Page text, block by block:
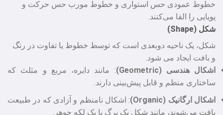
خطوط عمودی حس استواری و خطوط مورب حس حرکت و
پویایی را القا می‌کنند.
شکل (Shape)
شکل، یک ناحیه دوبعدی است که توسط خطوط یا تفاوت در رنگ
و بافت ایجاد می‌ شود.
اشکال هندسی (Geometric)
: مانند دایره، مربع و مثلث که
ساختاری منظم و قابل پیش‌بینی دارند.
اشکال ارگانیک (Organic)
: اشکال نامنظم و آزادی که در طبیعت
یافت می‌شوند، مانند شکل یک برگ یا یک لکه جوهر.